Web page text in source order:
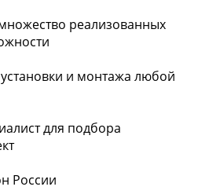
реализованных
и монтажа любой
для подбора
России